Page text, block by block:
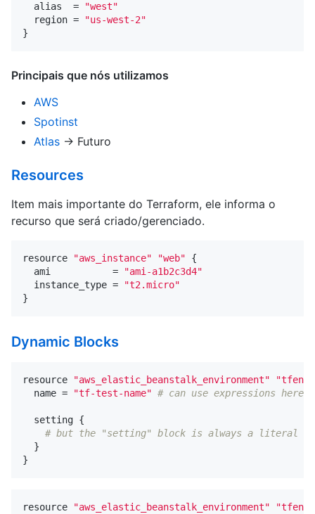
alias
=
"west"
region =
"us-west-2"
}
Principais que nós utilizamos
AWS
Spotinst
Atlas -> Futuro
Resources
Item mais importante do Terraform, ele informa o
recurso que será criado/gerenciado.
resource "aws_instance" "web"
{
ami
=
"ami-a1b2c3d4"
instance_type =
"t2.micro"
}
Dynamic Blocks
resource "aws_elastic_beanstalk_environment"
name = "tf-test-name" # can use expressions here
setting {
# but the "setting" block is always a literal
}
}
resource "aws_elastic_beanstalk_environment"